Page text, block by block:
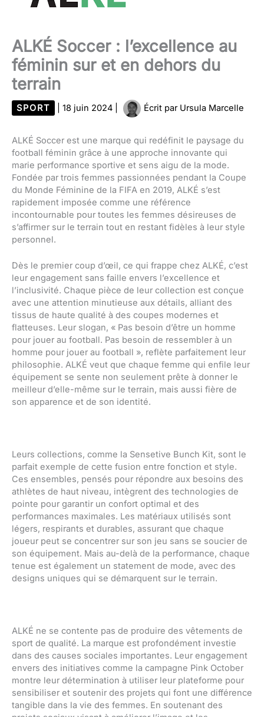
ALKÉ Soccer : l’excellence au
féminin sur et en dehors du
terrain
SPORT 18 juin 2024 Écrit par Ursula Marcelle
ALKÉ Soccer est une marque qui redéfinit le paysage du
football féminin grâce à une approche innovante qui
marie performance sportive et sens aigu de la mode.
Fondée par trois femmes passionnées pendant la Coupe
du Monde Féminine de la FIFA en 2019, ALKÉ s’est
rapidement imposée comme une référence
incontournable pour toutes les femmes désireuses de
s’affirmer sur le terrain tout en restant fidèles à leur style
personnel.
Dès le premier coup d’œil, ce qui frappe chez ALKÉ, c’est
leur engagement sans faille envers l’excellence et
l’inclusivité. Chaque pièce de leur collection est conçue
avec une attention minutieuse aux détails, alliant des
tissus de haute qualité à des coupes modernes et
flatteuses. Leur slogan, « Pas besoin d’être un homme
pour jouer au football. Pas besoin de ressembler à un
homme pour jouer au football », reflète parfaitement leur
philosophie. ALKÉ veut que chaque femme qui enfile leur
équipement se sente non seulement prête à donner le
meilleur d’elle-même sur le terrain, mais aussi fière de
son apparence et de son identité.
Leurs collections, comme la Sensetive Bunch Kit, sont le
parfait exemple de cette fusion entre fonction et style.
Ces ensembles, pensés pour répondre aux besoins des
athlètes de haut niveau, intègrent des technologies de
pointe pour garantir un confort optimal et des
performances maximales. Les matériaux utilisés sont
légers, respirants et durables, assurant que chaque
joueur peut se concentrer sur son jeu sans se soucier de
son équipement. Mais au-delà de la performance, chaque
tenue est également un statement de mode, avec des
designs uniques qui se démarquent sur le terrain.
ALKÉ ne se contente pas de produire des vêtements de
sport de qualité. La marque est profondément investie
dans des causes sociales importantes. Leur engagement
envers des initiatives comme la campagne Pink October
montre leur détermination à utiliser leur plateforme pour
sensibiliser et soutenir des projets qui font une différence
tangible dans la vie des femmes. En soutenant des